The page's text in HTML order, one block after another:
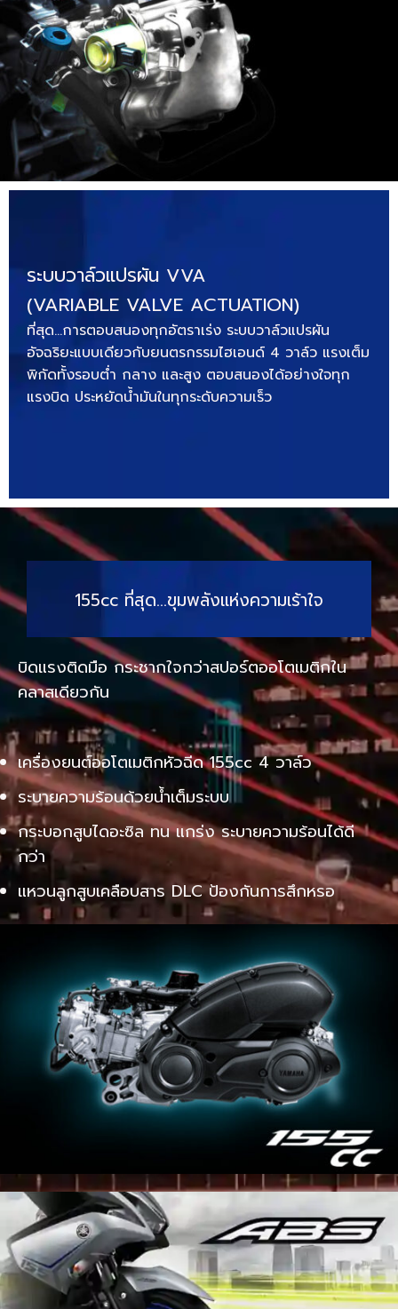
ระบบวาล์วแปรผัน VVA
(VARIABLE VALVE ACTUATION)
ที่สุด…การตอบสนองทุกอัตราเร่ง ระบบวาล์วแปรผัน
อัจฉริยะแบบเดียวกับยนตรกรรมไฮเอนด์ 4 วาล์ว แรงเต็ม
พิกัดทั้งรอบต่ำ กลาง และสูง ตอบสนองได้อย่างใจทุก
แรงบิด ประหยัดน้ำมันในทุกระดับความเร็ว
155cc ที่สุด…ขุมพลังแห่งความเร้าใจ
บิดแรงติดมือ กระชากใจกว่าสปอร์ตออโตเมติกใน
คลาสเดียวกัน
เครื่องยนต์ออโตเมติกหัวฉีด 155cc 4 วาล์ว
ระบายความร้อนด้วยน้ำเต็มระบบ
กระบอกสูบไดอะซิล ทน แกร่ง ระบายความร้อนได้ดี
กว่า
แหวนลูกสูบเคลือบสาร DLC ป้องกันการสึกหรอ